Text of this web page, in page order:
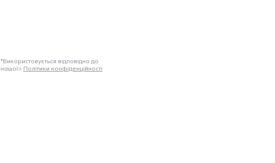
*Використовується відповідно до
нашої> Політики конфіденційності